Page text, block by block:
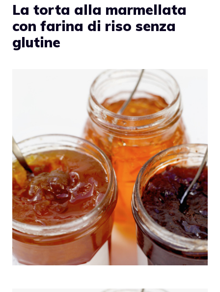
La torta alla marmellata
con farina di riso senza
glutine